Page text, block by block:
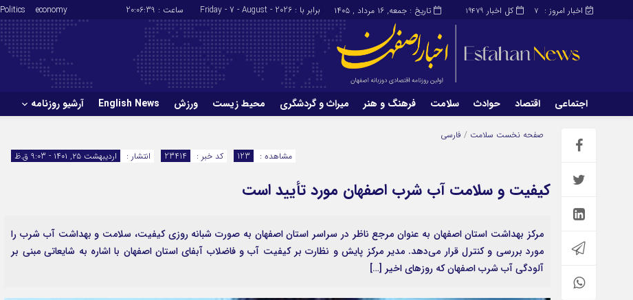
کل اخبار 19479 اخبار امروز : 7 تاریخ : جمعه, ۱۶ مرداد , ۱۴۰۵ برابر با : Friday - 7 - August - 2026 ساعت : 20:06:40
economy
Politics
اجتماعی اقتصاد حوادث سلامت فرهنگ و هنر میراث و گردشگری محیط زیست ورزش English News آرشیو روزنامه
ورزش English News
صفحه نخست سلامت / فارسی
انتشار :
اردیبهشت ۲۵, ۱۴۰۱ - 9:03 ق.ظ کد خبر : 23414 مشاهده : 123
کیفیت و سلامت آب شرب اصفهان مورد تأیید است
مرکز بهداشت استان اصفهان به عنوان مرجع ناظر در سراسر استان اصفهان به صورت شبانه روزی کیفیت، سلامت و بهداشت آب شرب را
مورد بررسی و کنترل قرار می‌دهد. مدیر مرکز پایش و نظارت بر کیفیت آب و فاضلاب آبفای استان اصفهان با اشاره به شایعاتی مبنی بر
آلودگی آب شرب اصفهان که روزهای اخیر […]